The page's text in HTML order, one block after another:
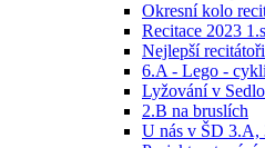
Okresní kolo
Recitace 2023
Nejlepší
6.A - Lego -
Lyžování v
2.B na bruslích
U nás v ŠD 3.A,